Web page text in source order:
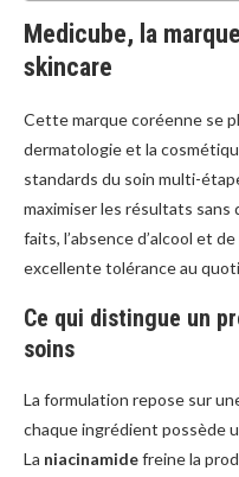
Medicube, la
skincare
Cette marque coréenne se
dermatologie et la
standards du soin multi-
maximiser les résultats sans
faits, l’absence d’alcool et
excellente tolérance au
Ce qui distingue un
soins
La formulation repose sur
chaque ingrédient possède
La niacinamidefreine la